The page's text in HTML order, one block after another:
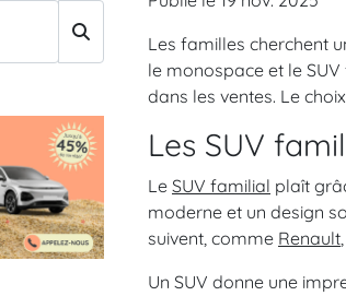
Les familles cherchent
le monospace et le
dans les ventes. Le
Les SUV
Le SUV familial plaît
moderne et un design
suivent, comme Renault,
Un SUV donne une